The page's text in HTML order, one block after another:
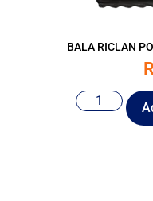
BALA RICLAN